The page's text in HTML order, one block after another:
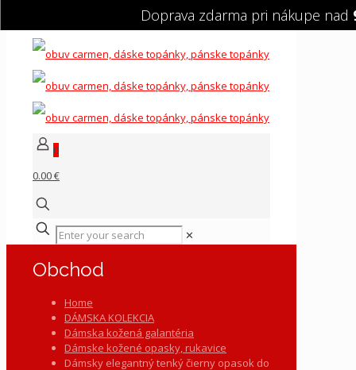
0
0.00 €
✕
Obchod
Home
DÁMSKA KOLEKCIA
Dámska kožená galantéria
Dámske kožené opasky, rukavice
Dámsky elegantný tenký čierny opasok do
Doprava zdarma pri nákupe nad